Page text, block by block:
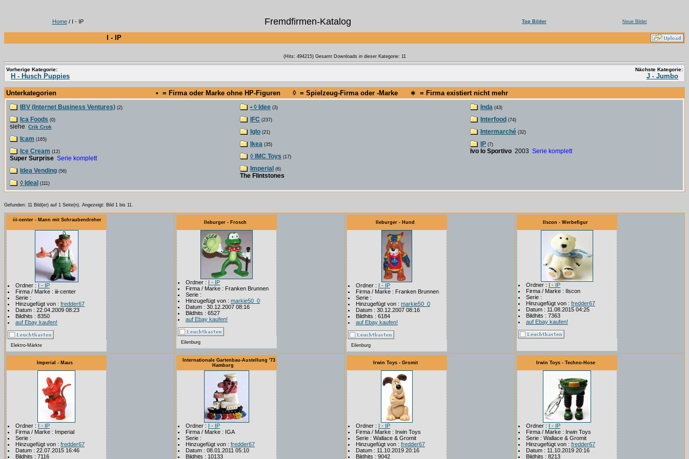
Home/ I - IP Fremdfirmen-Katalog Top Bilder Neue Bilder
I - IP
(Hits: 494215) Gesamt Downloads in dieser Kategorie: 11
Vorherige Kategorie:
H - Husch Puppies
Nächste Kategorie:
J - Jumbo
Unterkategorien • = Firma oder Marke ohne HP-Figuren ◊ = Spielzeug-Firma oder -Marke ∗ = Firma existiert nicht mehr
IBV (Internet Business Ventures) (2)
Ica Foods (0)
siehe Crik Crok
Icam (165)
Ice Cream (12)
Super Surprise Serie komplett
Idea Vending (56)
◊ Ideal (111)
• ◊ Idee (3)
IFC (237)
Iglo (21)
Ikea (35)
◊ IMC Toys (17)
Imperial (6)
The Flintstones
Inda (43)
Interfood (74)
Intermarché (32)
IP (7)
Ivo lo Sportivo 2003 Serie komplett
Gefunden: 11 Bild(er) auf 1 Seite(n). Angezeigt: Bild 1 bis 11.
iii-center - Mann mit Schraubendreher
Ordner : I - IP
Firma / Marke : iii-center
Serie :
Hinzugefügt von : fredder67
Datum : 22.04.2009 08:23
Bildhits : 8350
auf Ebay kaufen!
Elektro-Märkte
Ileburger - Frosch
Ordner : I - IP
Firma / Marke : Franken Brunnen
Serie :
Hinzugefügt von : markie50_0
Datum : 30.12.2007 08:16
Bildhits : 6527
auf Ebay kaufen!
Eilenburg
Ileburger - Hund
Ordner : I - IP
Firma / Marke : Franken Brunnen
Serie :
Hinzugefügt von : markie50_0
Datum : 30.12.2007 08:16
Bildhits : 6184
auf Ebay kaufen!
Eilenburg
Ilscon - Werbefigur
Ordner : I - IP
Firma / Marke : Ilscon
Serie :
Hinzugefügt von : fredder67
Datum : 11.08.2015 04:25
Bildhits : 7363
auf Ebay kaufen!
Imperial - Maus
Ordner : I - IP
Firma / Marke : Imperial
Serie :
Hinzugefügt von : fredder67
Datum : 22.07.2015 16:46
Bildhits : 7116
Internationale Gartenbau-Austellung '73
Hamburg
Ordner : I - IP
Firma / Marke : IGA
Serie :
Hinzugefügt von : fredder67
Datum : 08.01.2011 05:10
Bildhits : 10133
Irwin Toys - Gromit
Ordner : I - IP
Firma / Marke : Irwin Toys
Serie : Wallace & Gromit
Hinzugefügt von : fredder67
Datum : 11.10.2019 20:16
Bildhits : 9042
Irwin Toys - Techno-Hose
Ordner : I - IP
Firma / Marke : Irwin Toys
Serie : Wallace & Gromit
Hinzugefügt von : fredder67
Datum : 11.10.2019 20:16
Bildhits : 8213